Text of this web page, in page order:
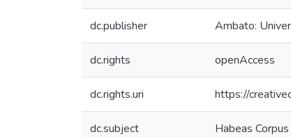
dc.publisher Ambato:
dc.rights openAccess
dc.rights.uri https://
dc.subject Habeas Corpus